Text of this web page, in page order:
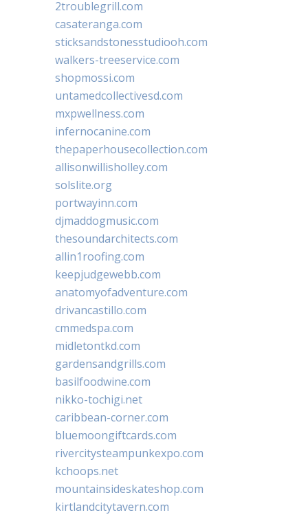
2troublegrill.com
casateranga.com
sticksandstonesstudiooh.com
walkers-treeservice.com
shopmossi.com
untamedcollectivesd.com
mxpwellness.com
infernocanine.com
thepaperhousecollection.com
allisonwillisholley.com
solslite.org
portwayinn.com
djmaddogmusic.com
thesoundarchitects.com
allin1roofing.com
keepjudgewebb.com
anatomyofadventure.com
drivancastillo.com
cmmedspa.com
midletontkd.com
gardensandgrills.com
basilfoodwine.com
nikko-tochigi.net
caribbean-corner.com
bluemoongiftcards.com
rivercitysteampunkexpo.com
kchoops.net
mountainsideskateshop.com
kirtlandcitytavern.com